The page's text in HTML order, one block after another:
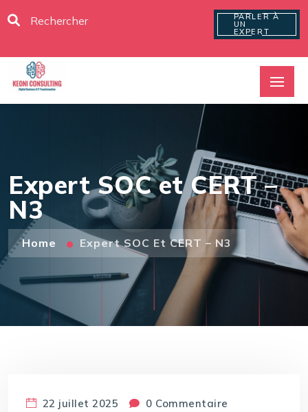
PARLER À
UN
EXPERT
Expert SOC et CERT –
N3
Home Expert SOC Et CERT – N3
22 juillet 2025
0 Commentaire